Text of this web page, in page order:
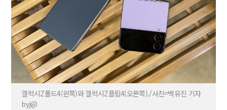
갤럭시Z폴드4(왼쪽)와 갤럭시Z플립4(오른쪽)./사진=백유진 기자
byj@